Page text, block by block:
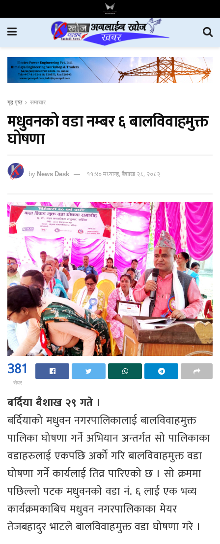
गृह पृष्ठ समाचार
मधुवनको वडा नम्बर ६ बालविवाहमुक्त
घोषणा
byNews Desk ११:४० मध्यान्ह, बैशाख २८, २०८२
381
सेयर
बर्दिया बैशाख २९ गते ।
बर्दियाको मधुवन नगरपालिकालाई बालविवाहमुक्त
पालिका घोषणा गर्ने अभियान अन्तर्गत सो पालिकाका
वडाहरुलाई एकपछि अर्को गरि बालविवाहमुक्त वडा
घोषणा गर्ने कार्यलाई तिव्र पारिएको छ । सो क्रममा
पछिल्लो पटक मधुवनको वडा नं. ६ लाई एक भव्य
कार्यक्रमकाबिच मधुवन नगरपालिकाका मेयर
तेजबहादुर भाटले बालविवाहमुक्त वडा घोषणा गरे ।